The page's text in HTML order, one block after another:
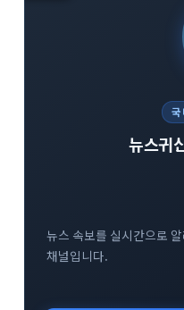
국
뉴스귀
뉴스 속보를 실시간으로
채널입니다.